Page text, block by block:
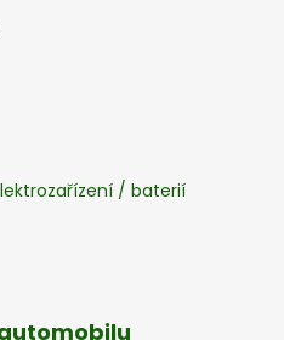
/ baterií